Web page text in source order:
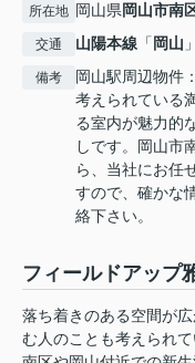
所在地 岡山県岡山市南
交通 山陽本線 「 岡山
備考
岡山駅周辺物件
考えられている
る室内が魅力的
しです。岡山市
ら、当社にお任
すので、確かな
絡下さい。
フィールドアップ
落ち着きのある空間が
む人のことも考えられ